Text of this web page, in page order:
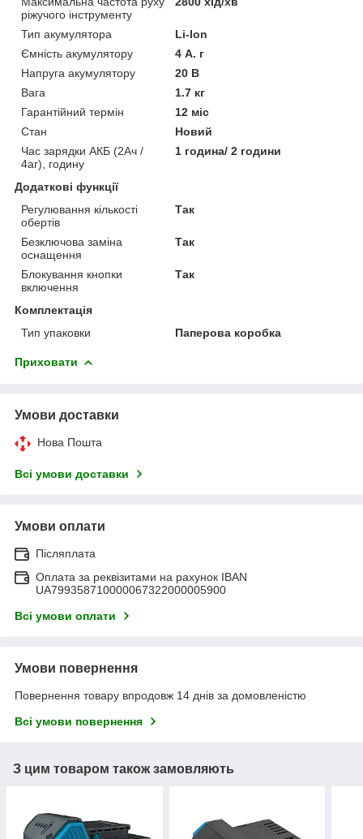
ріжучого інструменту
Тип акумулятора
Li-Ion
Ємність акумулятору
4 А. г
Напруга акумулятору
20 В
Вага
1.7 кг
Гарантійний термін
12 міс
Стан
Новий
Час зарядки АКБ (2Ач /
4аг), годину
1 година/ 2 години
Додаткові функції
Регулювання кількості
обертів
Так
Безключова заміна
оснащення
Так
Блокування кнопки
включення
Так
Комплектація
Тип упаковки
Паперова коробка
Приховати
Умови доставки
Нова Пошта
Всі умови доставки
Умови оплати
Післяплата
Оплата за реквізитами на рахунок IBAN
UA799358710000067322000005900
Всі умови оплати
Умови повернення
Повернення товару впродовж 14 днів за домовленістю
Всі умови повернення
З цим товаром також замовляють